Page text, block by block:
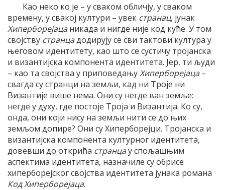
Као неко ко је – у сваком обличју, у сваком
времену, у свакој култури – увек странац, јунак
Хиперборејацаникада и нигде није код куће. У том
својству странцадодирују се сви тактови култура у
његовом идентитету, као што се сустичу тројанска
и византијска компонента идентитета. Јер, ти људи
– као та својства у приповедањуХиперборејаца–
свагда су странци на земљи, кад ни Троје ни
Византије више нема. Они су негде ван земље:
негде у духу, где постоје Троја и Византија. Ко су,
онда, они који нису на земљи нити се до њих
земљом допире? Они су Хиперборејци. Тројанска и
византијска компонента културног идентитета,
довевши до открића странцау спољашњим
аспектима идентитета, назначиле су обрисе
хиперборејског својства идентитета јунака романа
Код Хиперборејаца.